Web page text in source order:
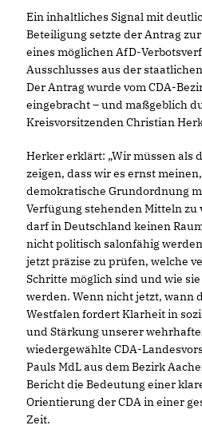
Ein inhaltliches Signal mit
Beteiligung setzte der Antrag
eines möglichen AfD-
Ausschlusses aus der
Der Antrag wurde vom CDA-
eingebracht – und maßgeblich
Kreisvorsitzenden Christian
Herker erklärt: „Wir müssen als
zeigen, dass wir es ernst
demokratische Grundordnung
Verfügung stehenden Mitteln zu
darf in Deutschland keinen
nicht politisch salonfähig
jetzt präzise zu prüfen, welche
Schritte möglich sind und wie
werden. Wenn nicht jetzt, wann
Westfalen fordert Klarheit in
und Stärkung unserer
wiedergewählte CDA-
Pauls MdL aus dem Bezirk
Bericht die Bedeutung einer
Orientierung der CDA in einer
Zeit.